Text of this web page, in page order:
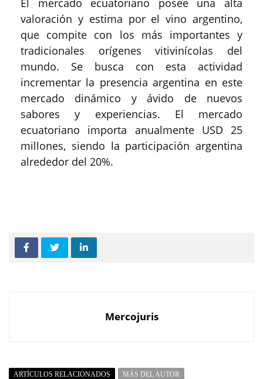
valoración y estima por el vino argentino,
que compite con los más importantes y
tradicionales orígenes vitivinícolas del
mundo. Se busca con esta actividad
incrementar la presencia argentina en este
mercado dinámico y ávido de nuevos
sabores y experiencias. El mercado
ecuatoriano importa anualmente USD 25
millones, siendo la participación argentina
alrededor del 20%.
Mercojuris
ARTÍCULOS RELACIONADOS
MÁS DEL AUTOR